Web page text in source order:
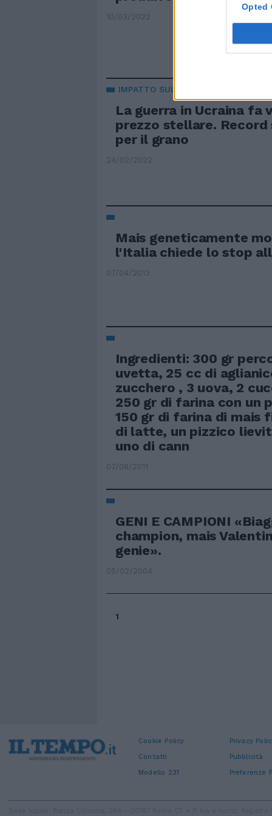
Opted
10/03/2022
IMPATTO SULL'ECONOMIA
La guerra in Ucraina fa
prezzo stellare.
per il grano
24/02/2022
Mais geneticamente
l'Italia chiede lo stop
07/04/2013
Ingredienti: 300 gr
uvetta, 25 cc di
zucchero , 3 uova, 2
250 gr di farina con un
150 gr di farina di mais
di latte, un pizzico
uno di cann
07/08/2011
GENI E CAMPIONI
champion, mais
genie».
05/02/2004
1
Cookie Policy Privacy
Contatti
Pubblicità
Modello 231
Preferenze